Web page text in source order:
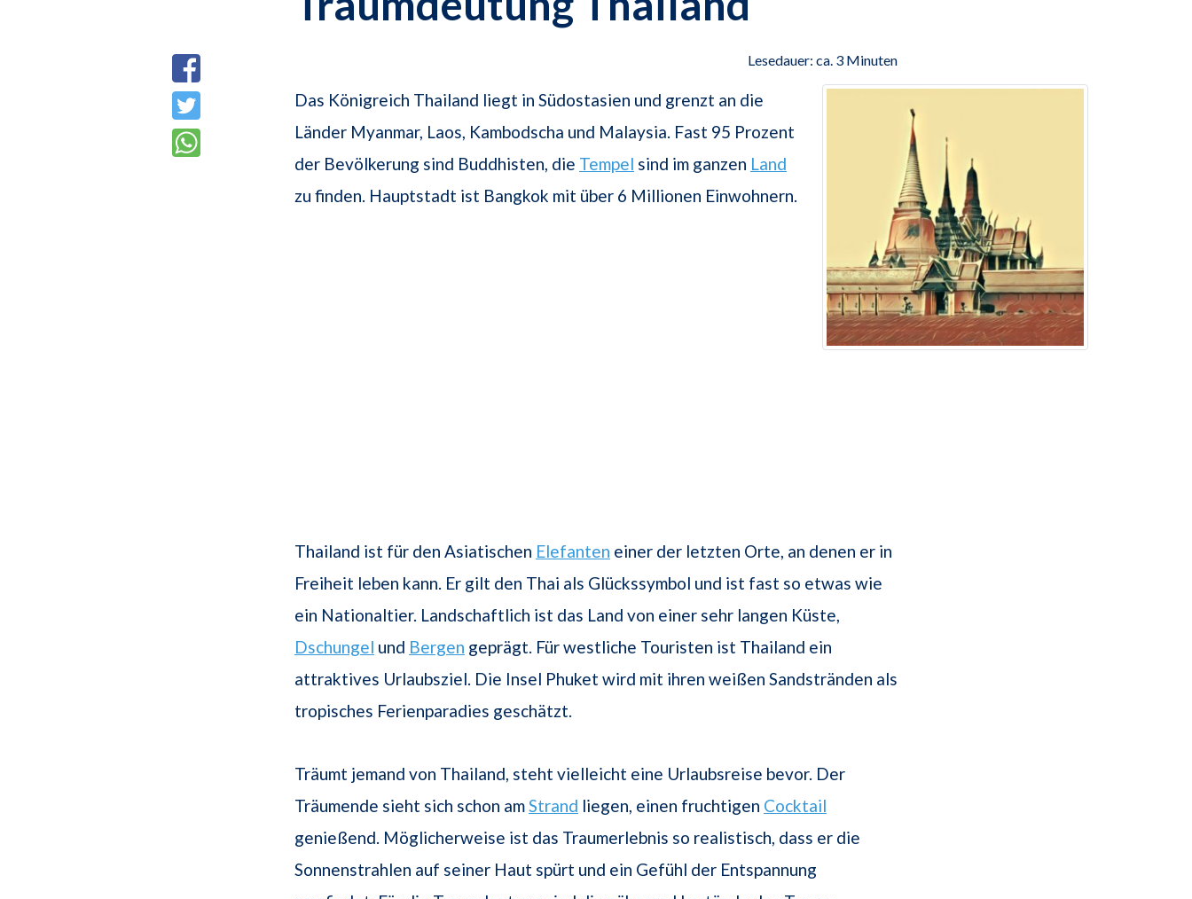
Lesedauer: ca. 3 Minuten
Das Königreich Thailand liegt in Südostasien und grenzt an die
Länder Myanmar, Laos, Kambodscha und Malaysia. Fast 95 Prozent
der Bevölkerung sind Buddhisten, die Tempel sind im ganzen Land
zu finden. Hauptstadt ist Bangkok mit über 6 Millionen Einwohnern.
Thailand ist für den Asiatischen Elefanten einer der letzten Orte, an denen er in
Freiheit leben kann. Er gilt den Thai als Glückssymbol und ist fast so etwas wie
ein Nationaltier. Landschaftlich ist das Land von einer sehr langen Küste,
Dschungel und Bergen geprägt. Für westliche Touristen ist Thailand ein
attraktives Urlaubsziel. Die Insel Phuket wird mit ihren weißen Sandstränden als
tropisches Ferienparadies geschätzt.
Träumt jemand von Thailand, steht vielleicht eine Urlaubsreise bevor. Der
Träumende sieht sich schon amStrand liegen, einen fruchtigen Cocktail
genießend. Möglicherweise ist das Traumerlebnis so realistisch, dass er die
Sonnenstrahlen auf seiner Haut spürt und ein Gefühl der Entspannung